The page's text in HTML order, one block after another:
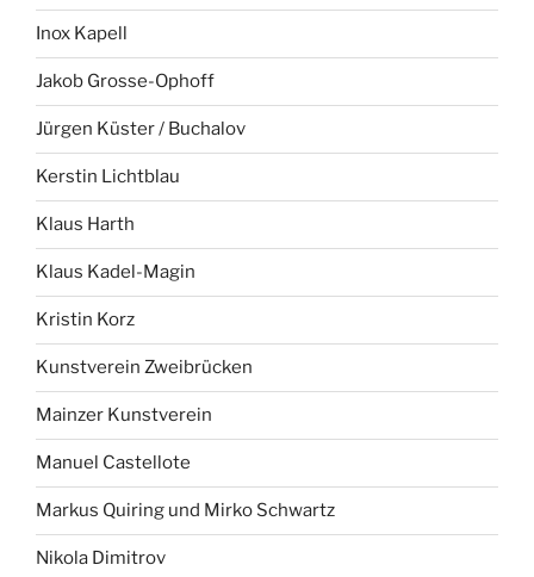
Inox Kapell
Jakob Grosse-Ophoff
Jürgen Küster / Buchalov
Kerstin Lichtblau
Klaus Harth
Klaus Kadel-Magin
Kristin Korz
Kunstverein Zweibrücken
Mainzer Kunstverein
Manuel Castellote
Markus Quiring und Mirko Schwartz
Nikola Dimitrov